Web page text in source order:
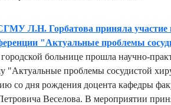
Л.Н. Горбатова приняла участие
"Актуальные проблемы
больнице прошла научно-
"Актуальные проблемы сосудистой
со дня рождения доцента кафедры
Веселова. В мероприятии